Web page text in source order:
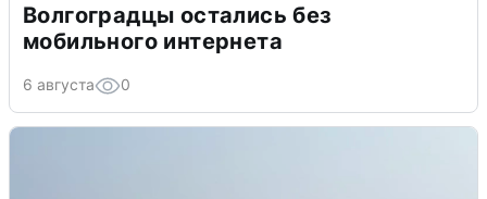
Волгоградцы остались без
мобильного интернета
6 августа 0